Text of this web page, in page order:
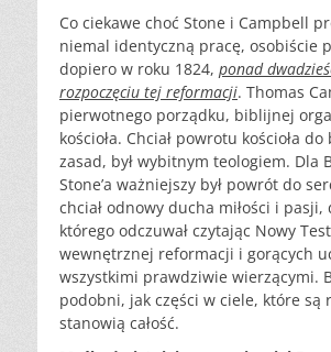
Co ciekawe choć Stone i Campbell
niemal identyczną pracę, osobiście
dopiero w roku 1824, ponad
rozpoczęciu tej reformacji. Thomas
pierwotnego porządku, biblijnej
kościoła. Chciał powrotu kościoła
zasad, był wybitnym teologiem. Dla
Stone’a ważniejszy był powrót do
chciał odnowy ducha miłości i pasji,
którego odczuwał czytając Nowy
wewnętrznej reformacji i gorących
wszystkimi prawdziwie wierzącymi.
podobni, jak części w ciele, które są
stanowią całość.